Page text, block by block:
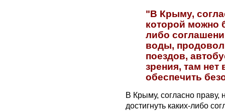
"В Крыму,
которой можно
либо
воды,
поездов,
зрения, там нет
обеспечить
В Крыму, согласно праву,
достигнуть каких-либо